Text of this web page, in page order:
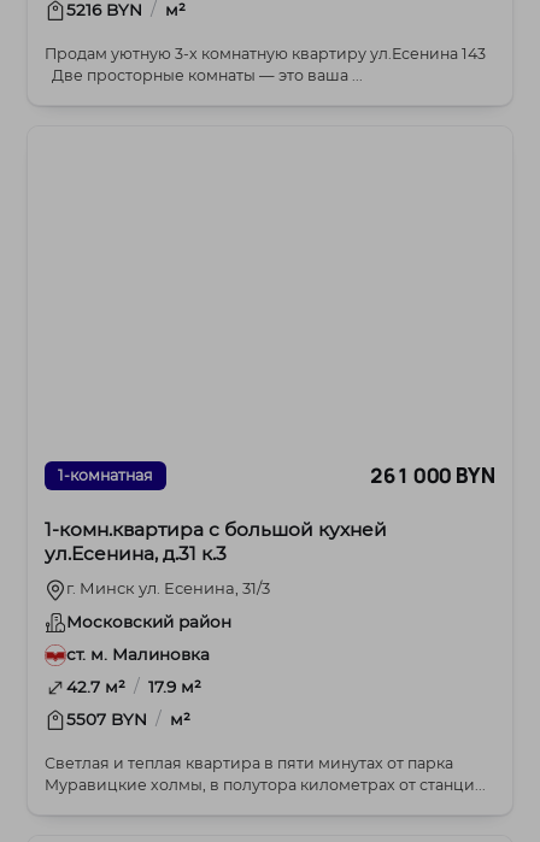
5216 BYN / м²
Продам уютную 3-х комнатную квартиру ул.Есенина 143
Две просторные комнаты — это ваша ...
1-комнатная 261 000 BYN
1-комн.квартира с большой кухней
ул.Есенина, д.31 к.3
г. Минск ул. Есенина, 31/3
Московский район
ст. м. Малиновка
42.7 м² / 17.9 м²
5507 BYN / м²
Светлая и теплая квартира в пяти минутах от парка
Муравицкие холмы, в полутора километрах от станци...